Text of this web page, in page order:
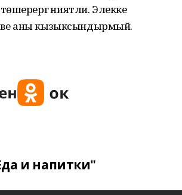
ниятли. Элекке
аны кызыксындырмый.
и напитки"